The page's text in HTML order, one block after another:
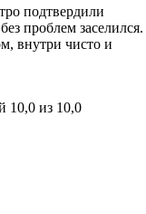
подтвердили
проблем заселился.
внутри чисто и
10,0 из 10,0